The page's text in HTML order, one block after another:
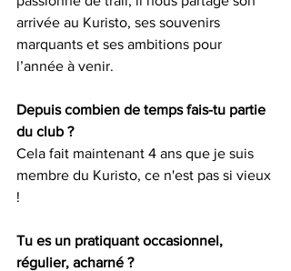
arrivée au Kuristo, ses souvenirs
marquants et ses ambitions pour
l’année à venir.
Depuis combien de temps fais-tu partie
du club ?
Cela fait maintenant 4 ans que je suis
membre du Kuristo, ce n'est pas si vieux
!
Tu es un pratiquant occasionnel,
régulier, acharné ?